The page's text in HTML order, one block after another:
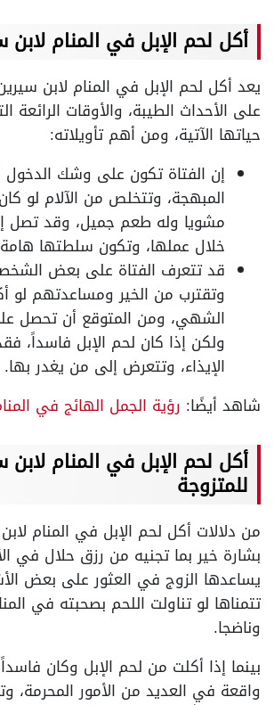
أكل لحم الإبل في المنام لابن
يعد أكل لحم الإبل في المنام لابن
على الأحداث الطيبة، والأوقات
حياتها الآتية، ومن أهم تأويلاته:
إن الفتاة تكون على وشك الدخول
المبهجة، وتتخلص من الآلام لو
مشويا وله طعم جميل، وقد تصل
خلال عملها، وتكون سلطتها هامة
قد تتعرف الفتاة على بعض
وتقترب من الخير ومساعدتهم لو
الشهي، ومن المتوقع أن تحصل
ولكن إذا كان لحم الإبل
الإيذاء، وتتعرض إلى من يغدر بها.
شاهد أيضًا: رؤية الجمل الهائج في
أكل لحم الإبل في المنام لابن
للمتزوجة
من دلالات أكل لحم الإبل في المنام
بشارة خير بما تجنيه من رزق حلال في
يساعدها الزوج في العثور على بعض
تتمناها لو تناولت اللحم بصحبته في
وناضجا.
بينما إذا أكلت من لحم الإبل وكان
واقعة في العديد من الأمور المحرمة،